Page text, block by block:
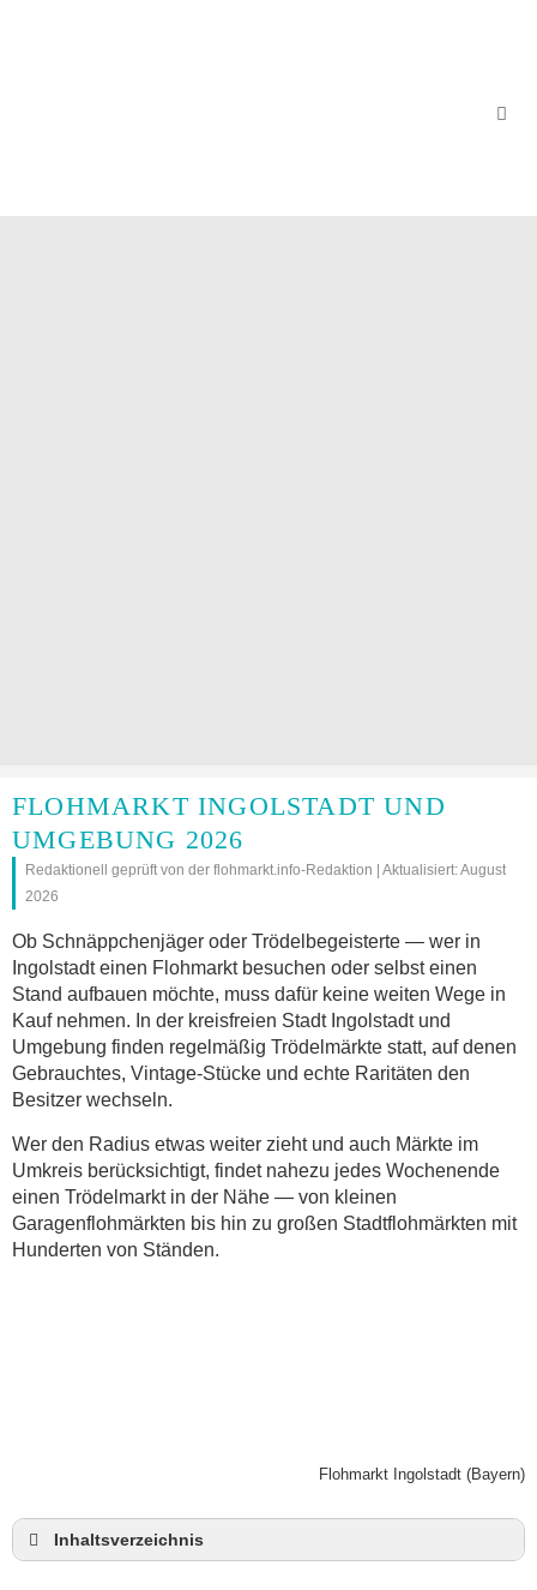
FLOHMARKT INGOLSTADT UND
UMGEBUNG 2026
Redaktionell geprüft von der flohmarkt.info-Redaktion | Aktualisiert: August
2026
Ob Schnäppchenjäger oder Trödelbegeisterte — wer in
Ingolstadt einen Flohmarkt besuchen oder selbst einen
Stand aufbauen möchte, muss dafür keine weiten Wege in
Kauf nehmen. In der kreisfreien Stadt Ingolstadt und
Umgebung finden regelmäßig Trödelmärkte statt, auf denen
Gebrauchtes, Vintage-Stücke und echte Raritäten den
Besitzer wechseln.
Wer den Radius etwas weiter zieht und auch Märkte im
Umkreis berücksichtigt, findet nahezu jedes Wochenende
einen Trödelmarkt in der Nähe — von kleinen
Garagenflohmärkten bis hin zu großen Stadtflohmärkten mit
Hunderten von Ständen.
Flohmarkt Ingolstadt (Bayern)
Inhaltsverzeichnis